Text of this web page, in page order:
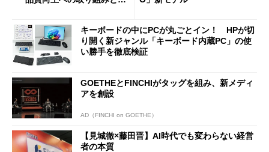
キーボードの中にPCが丸ごとイン！ HPが切
り開く新ジャンル「キーボード内蔵PC」の使
い勝手を徹底検証
GOETHEとFINCHIがタッグを組み、新メディ
アを創設
AD（FINCHI on GOETHE）
【見城徹×藤田晋】AI時代でも変わらない経営
者の本質